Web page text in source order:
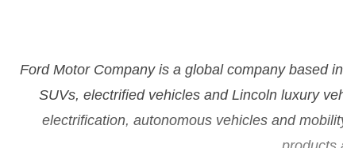
Ford Motor Company is a global company based
SUVs, electrified vehicles and Lincoln luxury
electrification, autonomous vehicles and